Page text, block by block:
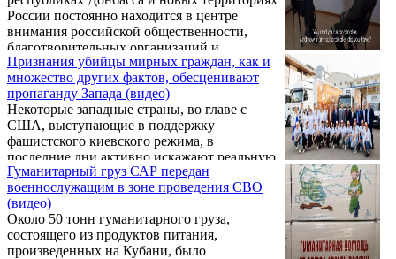
характера и масштаба начали оказывать
поддержку ополченцам и мирному
населению Новороссии. Ситуация от
ополчения в Донбассе требовала отваги и
самоотверженности, концентрации всех
возможностей ...
России постоянно находится в центре
внимания российской общественности,
благотворительных организаций и
волонтеров. Конфликт в регионе,
сопровождающийся жертвами,
разрушениями, нехваткой важных ресурсов,
ставит под угрозу жизни и здоровье
миллионов людей. Поэтому сбор средств на
оказание гуманитарной помощи
нуждающимся становится одной из
приоритетных задач для многих
благотворительных организаций и
активистов. Так, недавно, ...
Признания убийцы мирных граждан, как и
множество других фактов, обесценивают
пропаганду Запада (видео)
Некоторые западные страны, во главе с
США, выступающие в поддержку
фашистского киевского режима, в
последние дни активно искажают реальную
картину того, что происходило в Донбассе
за последние восемь лет. Они даже
подвергают сомнению и смеются над
геноцидом русских и русскоязычных
жителей, который был совершен
украинскими вооруженными
Гуманитарный груз САР передан
военнослужащим в зоне проведения СВО
(видео)
Около 50 тонн гуманитарного груза,
состоящего из продуктов питания,
произведенных на Кубани, было